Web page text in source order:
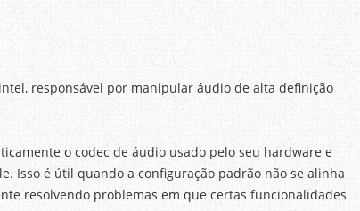
responsável por manipular áudio de alta definição
o codec de áudio usado pelo seu hardware e
Isso é útil quando a configuração padrão não se alinha
resolvendo problemas em que certas funcionalidades